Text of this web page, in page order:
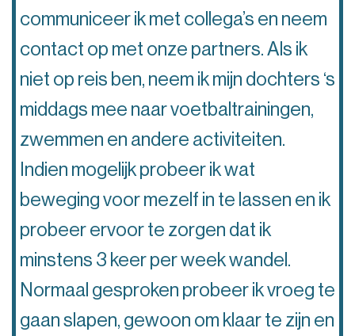
communiceer ik met collega’s en neem
contact op met onze partners. Als ik
niet op reis ben, neem ik mijn dochters ‘s
middags mee naar voetbaltrainingen,
zwemmen en andere activiteiten.
Indien mogelijk probeer ik wat
beweging voor mezelf in te lassen en ik
probeer ervoor te zorgen dat ik
minstens 3 keer per week wandel.
Normaal gesproken probeer ik vroeg te
gaan slapen, gewoon om klaar te zijn en